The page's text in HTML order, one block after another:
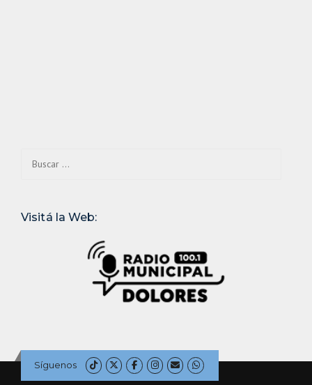
Visitá la Web:
Síguenos